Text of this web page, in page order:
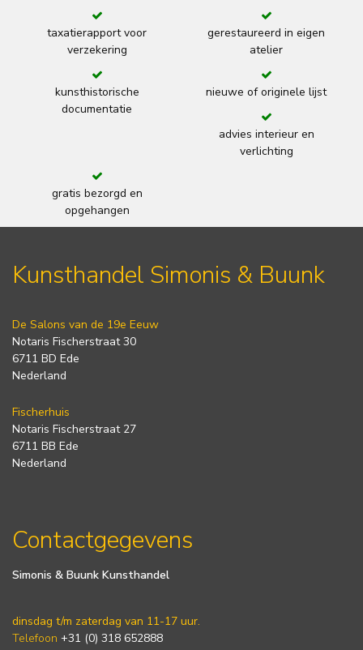
taxatierapport voor
verzekering
gerestaureerd in eigen
atelier
kunsthistorische
documentatie
nieuwe of originele lijst
advies interieur en
verlichting
gratis bezorgd en
opgehangen
Kunsthandel Simonis & Buunk
De Salons van de 19e Eeuw
Notaris Fischerstraat 30
6711 BD Ede
Nederland
Fischerhuis
Notaris Fischerstraat 27
6711 BB Ede
Nederland
Contactgegevens
Simonis & Buunk Kunsthandel
dinsdag t/m zaterdag van 11-17 uur.
Telefoon +31 (0) 318 652888